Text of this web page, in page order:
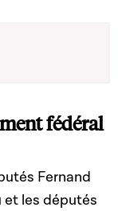
fédéral
Fernand
et les députés